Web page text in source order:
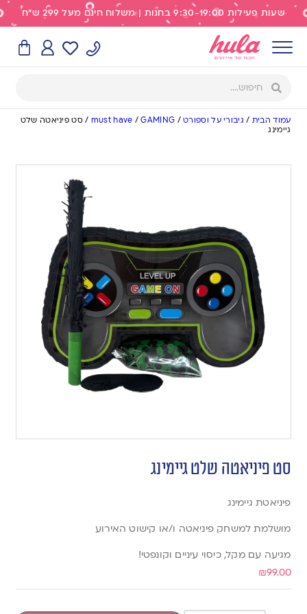
שעות פעילות 9:30-19:00 בחנות | משלוח חינם מעל 299 ש"ח
עמוד הבית / גיבורי על וספורט/
GAMING
/
must have
/סט פיניאטה שלט
גיימינג
סט פיניאטה שלט גיימינג
פיניאטת גיימינג
מושלמת למשחק פיניאטה ו/או קישוט האירוע
מגיעה עם מקל, כיסוי עיניים וקונפטי!
₪99.00